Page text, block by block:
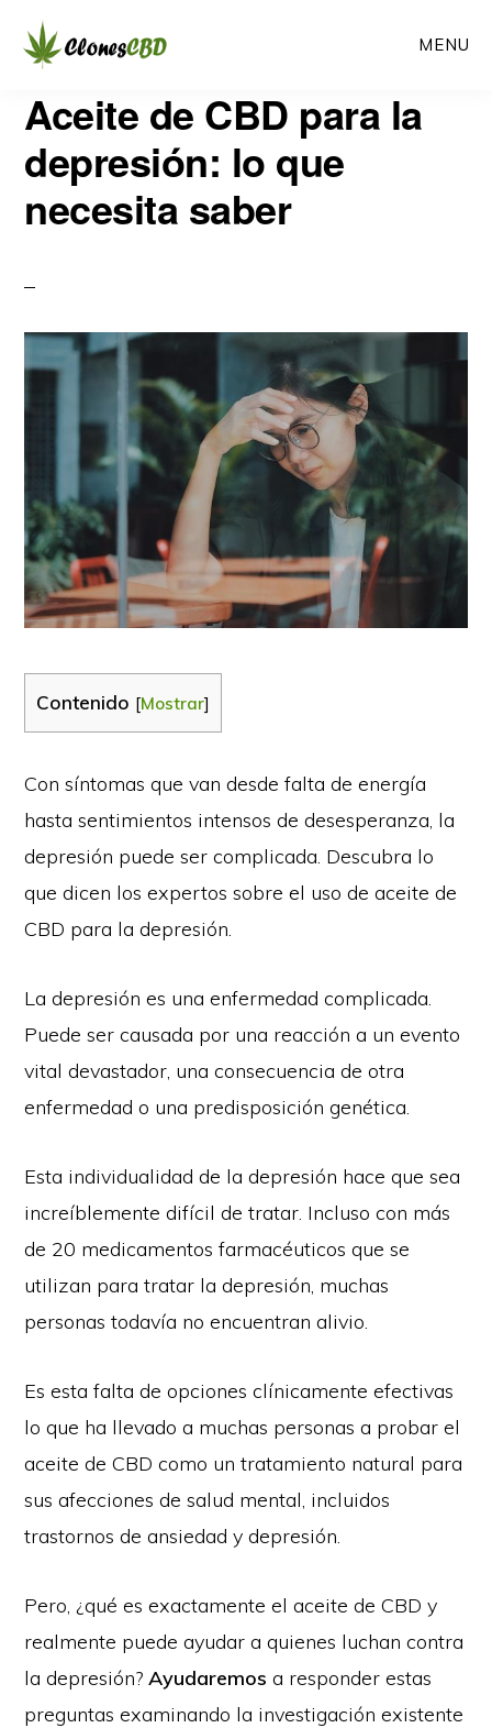
principal
barra
lateral
primaria
CBD
Clones
CBD
MENU
Aceite de CBD para la
depresión: lo que
necesita saber
Contenido [Mostrar]
Con síntomas que van desde falta de energía
hasta sentimientos intensos de desesperanza, la
depresión puede ser complicada. Descubra lo
que dicen los expertos sobre el uso de aceite de
CBD para la depresión.
La depresión es una enfermedad complicada.
Puede ser causada por una reacción a un evento
vital devastador, una consecuencia de otra
enfermedad o una predisposición genética.
Esta individualidad de la depresión hace que sea
increíblemente difícil de tratar. Incluso con más
de 20 medicamentos farmacéuticos que se
utilizan para tratar la depresión, muchas
personas todavía no encuentran alivio.
Es esta falta de opciones clínicamente efectivas
lo que ha llevado a muchas personas a probar el
aceite de CBD como un tratamiento natural para
sus afecciones de salud mental, incluidos
trastornos de ansiedad y depresión.
Pero, ¿qué es exactamente el aceite de CBD y
realmente puede ayudar a quienes luchan contra
la depresión?Ayudaremos a responder estas
preguntas examinando la investigación existente